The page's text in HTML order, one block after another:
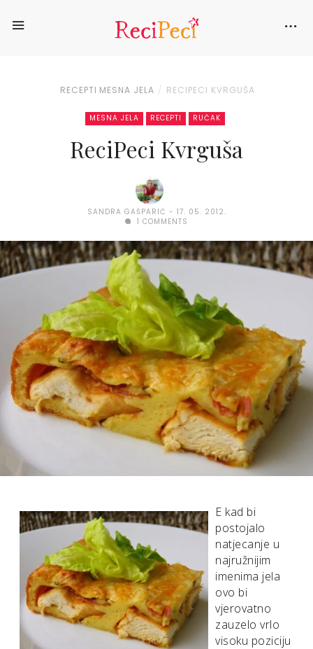
RECEPTI MESNA JELA RECIPECI KVRGUŠA
MESNA JELA RECEPTI RUČAK
ReciPeci Kvrguša
SANDRA GAŠPARIĆ
17. 05. 2012.
1 COMMENTS
E kad bi
postojalo
natjecanje u
najružnijim
imenima jela
ovo bi
vjerovatno
zauzelo vrlo
visoku poziciju